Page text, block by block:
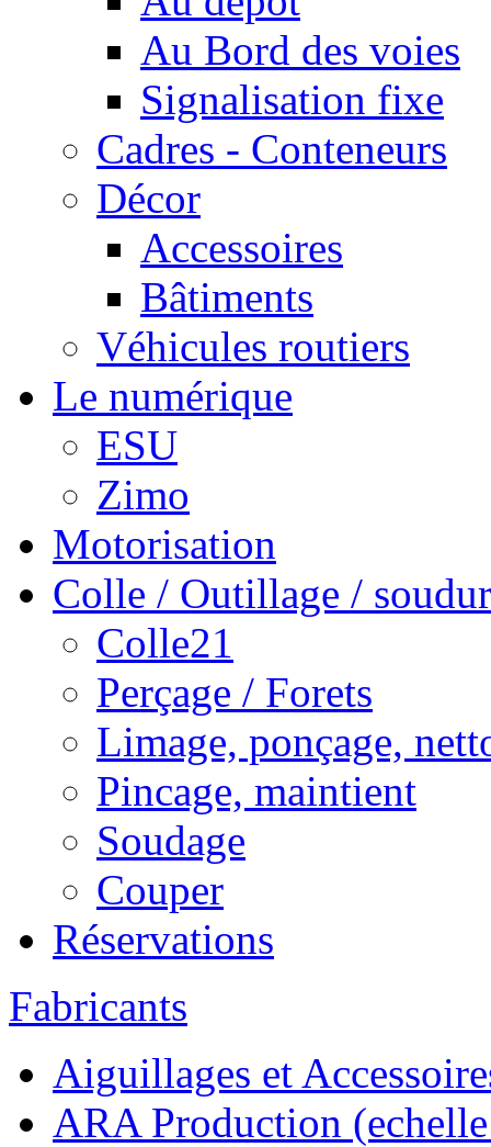
Au Bord des voies
Signalisation fixe
Cadres - Conteneurs
Décor
Accessoires
Bâtiments
Véhicules routiers
Le numérique
ESU
Zimo
Motorisation
Colle / Outillage /
Colle21
Perçage / Forets
Limage, ponçage,
Pincage, maintient
Soudage
Couper
Réservations
Fabricants
Aiguillages et
ARA Production